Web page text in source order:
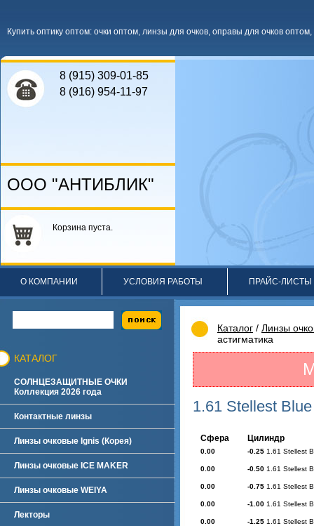
Купить оптику оптом: очки оптом, линзы для очков, оправы для очков оптом,
8 (915) 309-01-85
8 (916) 954-11-97
ООО "АНТИБЛИК"
Корзина пуста.
О КОМПАНИИ УСЛОВИЯ РАБОТЫ ПРАЙС-ЛИСТЫ
КАТАЛОГ
СОЛНЦЕЗАЩИТНЫЕ ОЧКИ
Коллекция 2026 года
Контактные линзы
Линзы очковые Ignis (Корея)
Линзы очковые ICE MAKER
Линзы очковые WEIYA
Лекторы
Каталог / Линзы
астигматика
1.61 Stellest
Сфера Цилиндр
0.00 -0.25 1.61 Stellest
0.00 -0.50 1.61 Stellest
0.00 -0.75 1.61 Stellest
0.00 -1.00 1.61 Stellest
0.00 -1.25 1.61 Stellest